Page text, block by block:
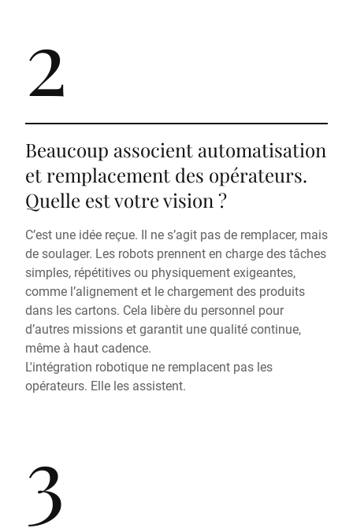
2
Beaucoup associent automatisation
et remplacement des opérateurs.
Quelle est votre vision ?
C’est une idée reçue. Il ne s’agit pas de remplacer, mais
de soulager. Les robots prennent en charge des tâches
simples, répétitives ou physiquement exigeantes,
comme l’alignement et le chargement des produits
dans les cartons. Cela libère du personnel pour
d’autres missions et garantit une qualité continue,
même à haut cadence.
L'intégration robotique ne remplacent pas les
opérateurs. Elle les assistent.
3